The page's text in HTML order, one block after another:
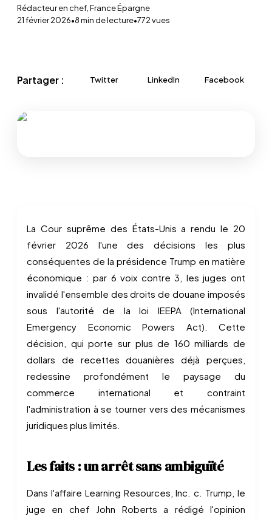
Rédacteur en chef, France Épargne
21 février 2026•8min de lecture•772vues
Partager : Twitter LinkedIn Facebook
La Cour suprême des États-Unis a rendu le 20
février 2026 l'une des décisions les plus
conséquentes de la présidence Trump en matière
économique : par 6 voix contre 3, les juges ont
invalidé l'ensemble des droits de douane imposés
sous l'autorité de la loi IEEPA (International
Emergency Economic Powers Act). Cette
décision, qui porte sur plus de 160 milliards de
dollars de recettes douanières déjà perçues,
redessine profondément le paysage du
commerce international et contraint
l'administration à se tourner vers des mécanismes
juridiques plus limités.
Les faits : un arrêt sans ambiguïté
Dans l'affaire Learning Resources, Inc. c. Trump, le
juge en chef John Roberts a rédigé l'opinion